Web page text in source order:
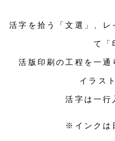
活字を拾う「文選」、
て「
活版印刷の工程を一通
イラス
活字は一行
※インクは